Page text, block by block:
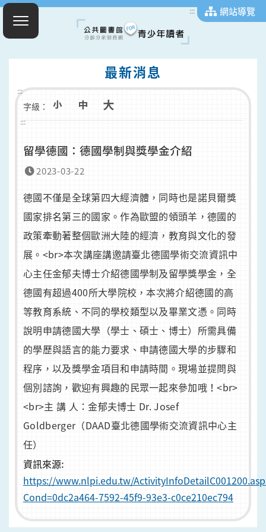
::: 網站導覽
最新消息
:::
字級：
:::
留學德國：德國學制與獎學金介紹
2023-03-22
德國不僅是全球第四大經濟體，同時也是諾貝爾獎
國家排名第三的國家。作為歐盟的領頭羊，德國的
政策牽動著整個歐洲大陸的經濟，教育與文化的發
展。<br>本次講座講邀請臺北德國學術交流資訊中
心主任金郁夫博士介紹德國學制及留學獎學金，全
德國有超過400所大學院校，本次將介紹德國的高
等教育系統、不同的學校類型以及畢業文憑。同時
說明申請德國大學（學士、碩士、博士）所需具備
的學歷與語言的能力要求、申請德國大學的步驟和
程序，以及獎學金項目和申請時間。現場並提問與
個別諮詢，歡迎有興趣的民眾一起來參加哦！<br>
<br>主 講 人：金郁夫博士 Dr. Josef
Goldberger（DAAD臺北德國學術交流資訊中心主
任）
資訊來源:
https://www.nlpi.edu.tw/
Cond=0dc2a464-7592-45f9-93e3-c0ce210ec794